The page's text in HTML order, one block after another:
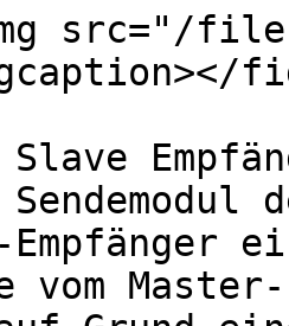
src="/
vom